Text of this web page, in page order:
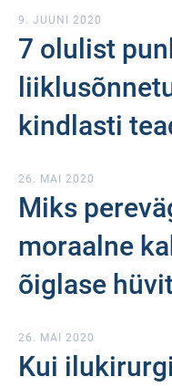
9. JUUNI 2020
7 olulist
kindlasti
26. MAI 2020
Miks
moraalne
õiglase
26. MAI 2020
Kui